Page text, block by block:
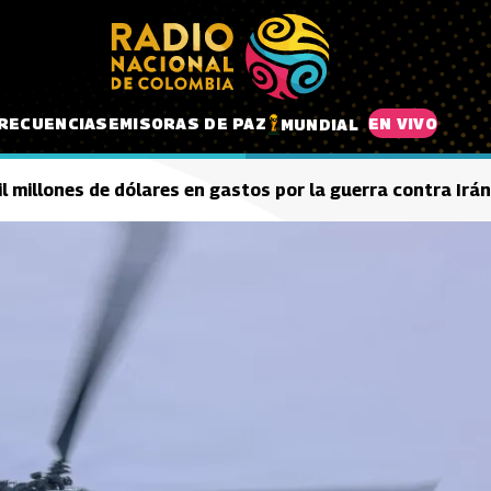
EMISORAS DE PAZ MUNDIAL EN VIVO
millones de dólares en gastos por la guerra contra Irán